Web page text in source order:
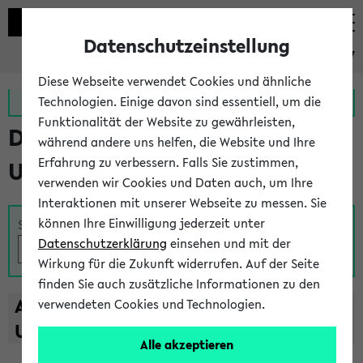
eKVV
Zur MeineUni App Zum MeineUni Portal
Das Lehrangebot der
Universität Bielefeld
Suche
A B C D E F G H I J K L M N O
U
V W X Y
Z
Datenschutzeinstellung
Diese Webseite verwendet Cookies und ähnliche
Technologien. Einige davon sind essentiell, um die
Funktionalität der Website zu gewährleisten,
während andere uns helfen, die Website und Ihre
Erfahrung zu verbessern. Falls Sie zustimmen,
verwenden wir Cookies und Daten auch, um Ihre
Interaktionen mit unserer Webseite zu messen. Sie
können Ihre Einwilligung jederzeit unter
Datenschutzerklärung einsehen und mit der
Wirkung für die Zukunft widerrufen. Auf der Seite
finden Sie auch zusätzliche Informationen zu den
verwendeten Cookies und Technologien.
Alle akzeptieren